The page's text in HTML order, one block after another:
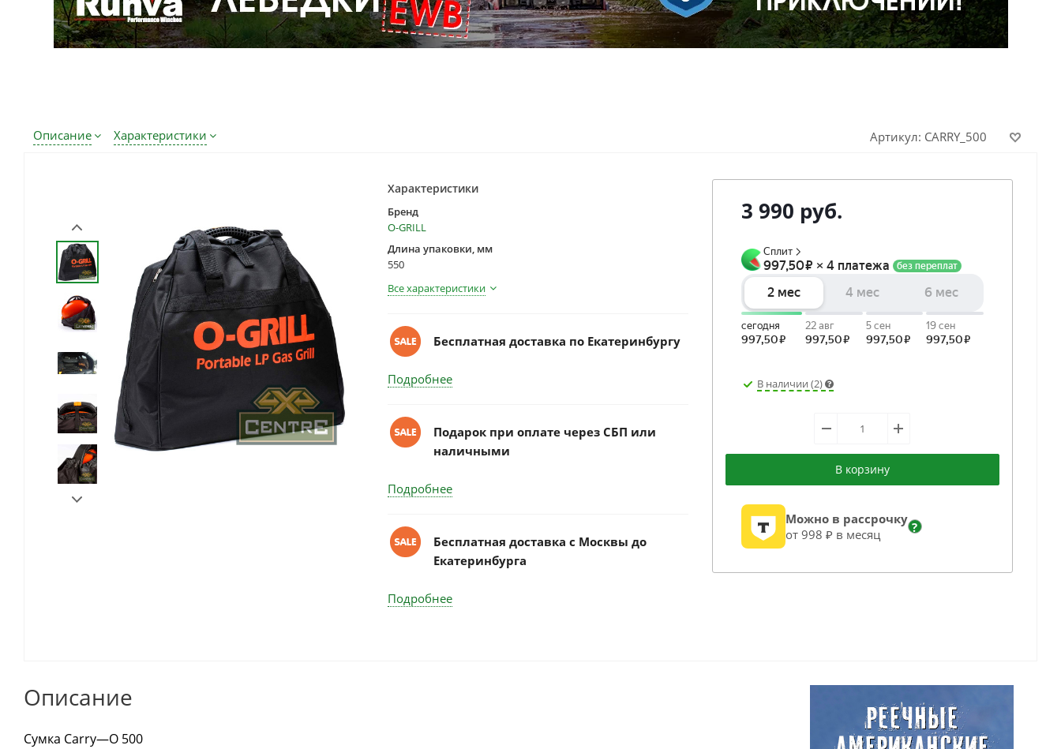
Описание Характеристики Артикул: CARRY_500
Характеристики
Бренд
O-GRILL
Длина упаковки, мм
550
Все характеристики
Бесплатная доставка по Екатеринбургу
Подробнее
Подарок при оплате через СБП или
наличными
Подробнее
Бесплатная доставка c Москвы до
Екатеринбурга
Подробнее
3 990 руб.
В наличии (2)
В корзину
Можно в рассрочку
от 998 ₽ в месяц
?
Описание
Сумка Carry—O 500